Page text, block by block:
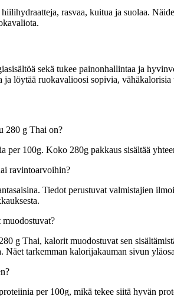
rasvaa, kuitua ja suolaa.
sekä tukee painonhallintaa ja
löytää ruokavalioosi sopivia, vähäkalorisia
280 g Thai on?
100g. Koko 280g pakkaus sisältää
ravintoarvoihin?
Tiedot perustuvat valmistajien
g Thai, kalorit muodostuvat sen
tarkemman kalorijakauman sivun
per 100g, mikä tekee siitä hyvän